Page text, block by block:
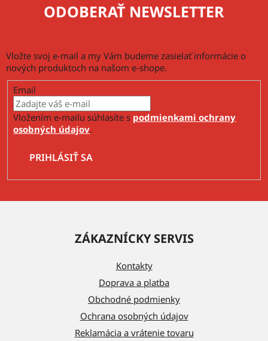
ODOBERAŤ NEWSLETTER
Vložte svoj e-mail a my Vám budeme zasielať informácie o
nových produktoch na našom e-shope.
Email
Vložením e-mailu súhlasíte s podmienkami ochrany
osobných údajov.
PRIHLÁSIŤ SA
ZÁKAZNÍCKY SERVIS
Kontakty
Doprava a platba
Obchodné podmienky
Ochrana osobných údajov
Reklamácia a vrátenie tovaru